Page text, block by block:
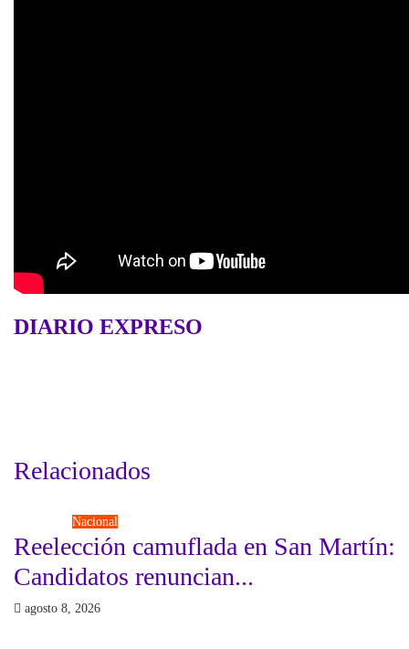
DIARIO EXPRESO
Relacionados
Nacional
Reelección camuflada en San Martín:
Candidatos renuncian...
agosto 8, 2026